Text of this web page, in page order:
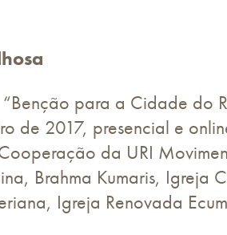
para a Cidade do
de 2017, presencial e
da URI
Brahma Kumaris, Igreja
Igreja Renovada